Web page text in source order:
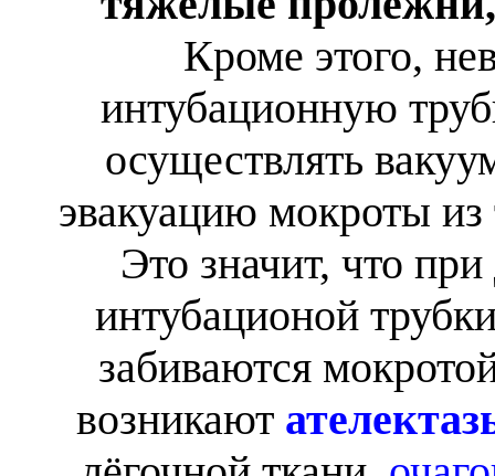
Кроме этого,
интубационную
осуществлять
эвакуацию мокроты из
Это значит, что
интубационой
забиваются
возникают